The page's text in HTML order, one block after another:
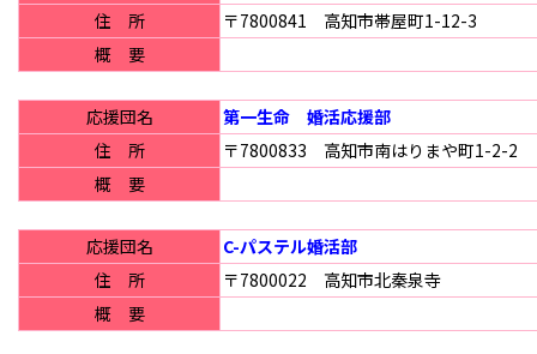
住 所
〒7800841 高知市帯屋町1-12-3
概 要
応援団名
第一生命 婚活応援部
住 所
〒7800833 高知市南はりまや町1-2-2
概 要
応援団名
C-パステル婚活部
住 所
〒7800022 高知市北秦泉寺
概 要